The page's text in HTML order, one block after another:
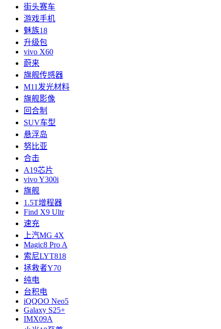
街头赛车
游戏手机
魅族18
升级包
vivo X60
蔚来
旗舰传感器
M11发光材料
旗舰影像
回合制
SUV车型
悬浮岛
努比亚
合击
A19芯片
vivo Y300i
旗舰
1.5T增程器
Find X9 Ultr
速充
上汽MG 4X
Magic8 Pro A
索尼LYT818
拯救者Y70
纯电
台积电
iQQOO Neo5
Galaxy S25+
IMX09A